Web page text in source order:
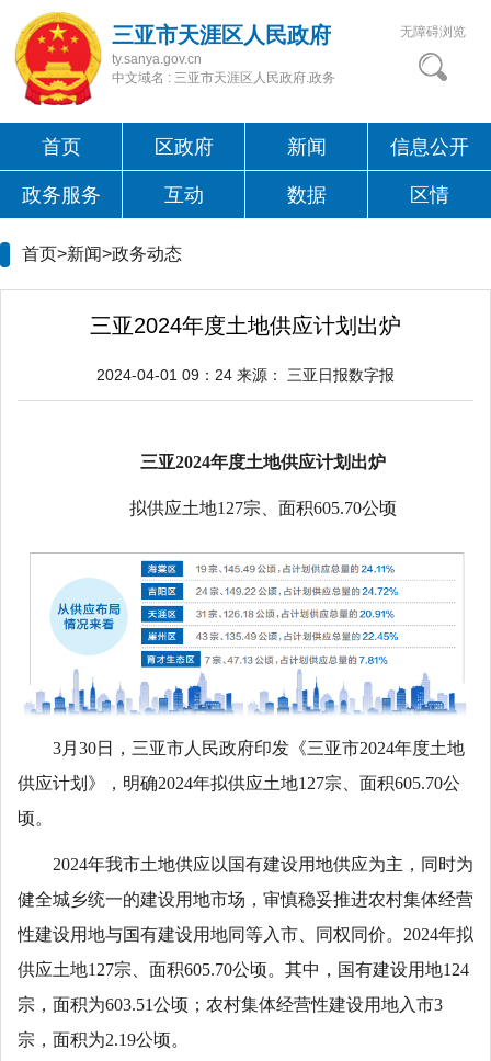
三亚市天涯区人民政府
ty.sanya.gov.cn
中文域名 : 三亚市天涯区人民政府.政务
无障碍浏览
首页 区政府 新闻 信息公开
政务服务 互动 数据 区情
首页>新闻>政务动态
三亚2024年度土地供应计划出炉
2024-04-01 09：24 来源： 三亚日报数字报
三亚2024年度土地供应计划出炉
拟供应土地127宗、面积605.70公顷
3月30日，三亚市人民政府印发《三亚市2024年度土地
供应计划》，明确2024年拟供应土地127宗、面积605.70公
顷。
2024年我市土地供应以国有建设用地供应为主，同时为
健全城乡统一的建设用地市场，审慎稳妥推进农村集体经营
性建设用地与国有建设用地同等入市、同权同价。2024年拟
供应土地127宗、面积605.70公顷。其中，国有建设用地124
宗，面积为603.51公顷；农村集体经营性建设用地入市3
宗，面积为2.19公顷。